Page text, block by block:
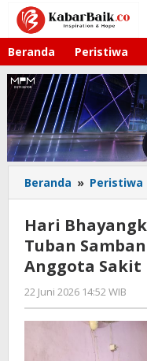
Lewati
konten
Beranda Peristiwa
Beranda » Peristiwa
Hari
Tuban
Anggota Sakit
22 Juni 2026 14:52 WIB